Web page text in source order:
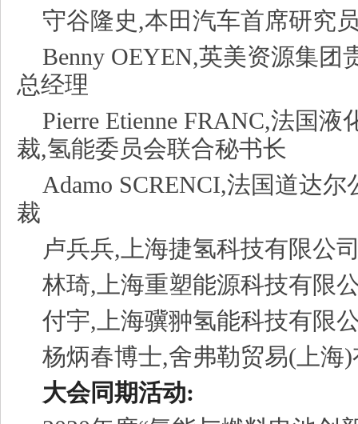
守谷隆史,本田汽车首席研究
Benny OEYEN,英美资源集团
总经理
Pierre Etienne FRANC,法国
裁,氢能委员会联合秘书长
Adamo SCRENCI,法国道达
裁
卢兵兵,上海捷氢科技有限公
林琦,上海重塑能源科技有限
付宇,上海骥翀氢能科技有限
杨炳春博士,舍弗勒贸易(上海
大会同期活动: